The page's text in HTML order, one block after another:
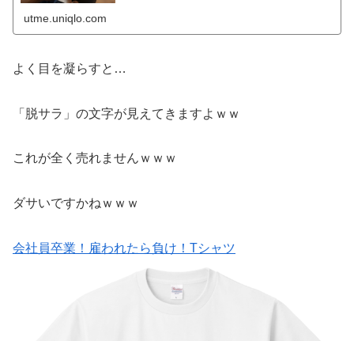
utme.uniqlo.com
よく目を凝らすと…
「脱サラ」の文字が見えてきますよｗｗ
これが全く売れませんｗｗｗ
ダサいですかねｗｗｗ
会社員卒業！雇われたら負け！Tシャツ